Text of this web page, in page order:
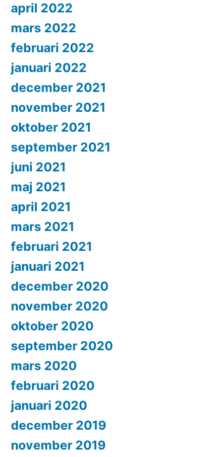
april 2022
mars 2022
februari 2022
januari 2022
december 2021
november 2021
oktober 2021
september 2021
juni 2021
maj 2021
april 2021
mars 2021
februari 2021
januari 2021
december 2020
november 2020
oktober 2020
september 2020
mars 2020
februari 2020
januari 2020
december 2019
november 2019